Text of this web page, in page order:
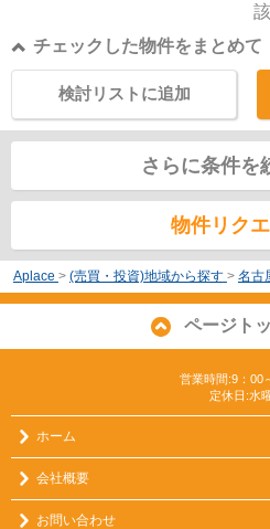
チェックした物件をまとめて
検討リストに追加
さらに条件を
物件リク
Aplace > (売買・投資)地域から探す > 名古
ページト
営業時間:9：00
定休日:水
ホーム
会社概要
お問い合わせ